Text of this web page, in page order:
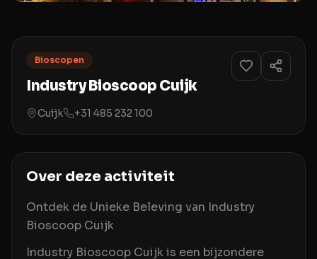
Bioscopen
Industry Bioscoop Cuijk
Cuijk +31 485 232 100
Over deze activiteit
Ontdek de Unieke Beleving van Industry
Bioscoop Cuijk
Industry Bioscoop Cuijk is een bijzondere